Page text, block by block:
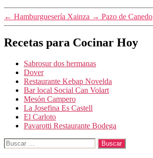
← Hamburguesería Xainza → Pazo de Canedo
Recetas para Cocinar Hoy
Sabrosur dos hermanas
Dover
Restaurante Kebap Novelda
Bar local Social Can Volart
Mesón Campero
La Josefina Es Castell
El Carloto
Pavarotti Restaurante Bodega
Buscar: